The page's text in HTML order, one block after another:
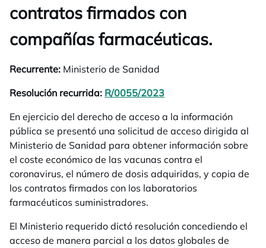
contratos firmados con
compañías farmacéuticas.
Recurrente: Ministerio de Sanidad
Resolución recurrida: R/0055/2023
En ejercicio del derecho de acceso a la información
pública se presentó una solicitud de acceso dirigida al
Ministerio de Sanidad para obtener información sobre
el coste económico de las vacunas contra el
coronavirus, el número de dosis adquiridas, y copia de
los contratos firmados con los laboratorios
farmacéuticos suministradores.
El Ministerio requerido dictó resolución concediendo el
acceso de manera parcial a los datos globales de